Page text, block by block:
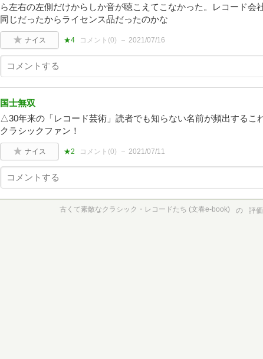
ら左右の左側だけからしか音が聴こえてこなかった。レコード会
同じだったからライセンス品だったのかな
ナイス ★4 コメント(0) 2021/07/16
国士無双
△30年来の「レコード芸術」読者でも知らない名前が頻出するこ
クラシックファン！
ナイス ★2 コメント(0) 2021/07/11
古くて素敵なクラシック・レコードたち (文春e-book) の 評価